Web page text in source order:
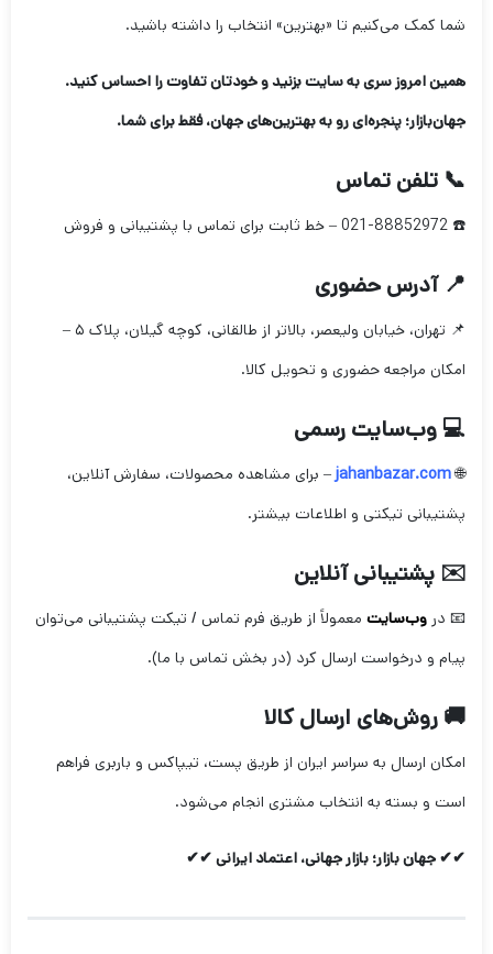
شما کمک می‌کنیم تا «بهترین» انتخاب را داشته باشید.
همین امروز سری به سایت بزنید و خودتان تفاوت را احساس کنید.
جهان‌بازار؛ پنجره‌ای رو به بهترین‌های جهان، فقط برای شما.
📞 تلفن تماس
☎️ 021-88852972 – خط ثابت برای تماس با پشتیبانی و فروش
📍 آدرس حضوری
📌 تهران، خیابان ولیعصر، بالاتر از طالقانی، کوچه گیلان، پلاک ۵ –
امکان مراجعه حضوری و تحویل کالا.
💻 وب‌سایت رسمی
🌐
jahanbazar.com – برای مشاهده محصولات، سفارش آنلاین،
پشتیبانی تیکتی و اطلاعات بیشتر.
✉️ پشتیبانی آنلاین
📧 در وب‌سایت معمولاً از طریق فرم تماس / تیکت پشتیبانی می‌توان
پیام و درخواست ارسال کرد (در بخش تماس با ما).
🚚 روش‌های ارسال کالا
امکان ارسال به سراسر ایران از طریق پست، تیپاکس و باربری فراهم
است و بسته به انتخاب مشتری انجام می‌شود.
✔✔ جهان بازار؛ بازار جهانی، اعتماد ایرانی ✔✔